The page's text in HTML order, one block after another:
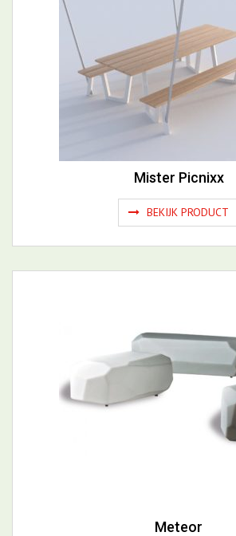
Mister Picnixx
BEKIJK PRODUCT
Meteor
BEKIJK PRODUCT
BEKIJK ALLE BUREAU'S